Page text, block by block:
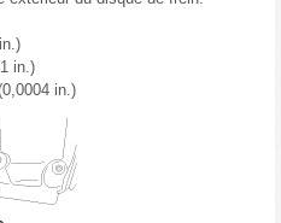
in.)
in.)